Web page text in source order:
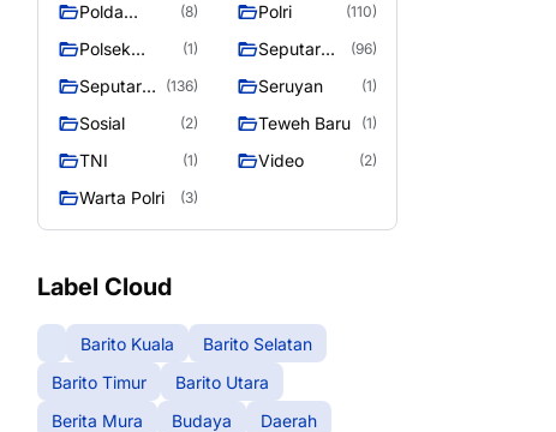
Polda
(8) Polri (110)
Polsek
Teweh Timur
(1)
Seputar
Murung
Raya
(96)
Seputar
Seasen 2
(136) Seruyan (1)
Sosial (2) Teweh Baru (1)
TNI (1) Video (2)
Warta Polri (3)
Label Cloud
Barito Kuala
Barito Selatan
Barito Timur
Barito Utara
Berita Mura
Budaya
Daerah